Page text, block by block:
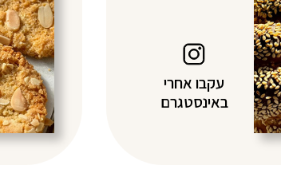
עקבו אחרי
באינסטגרם